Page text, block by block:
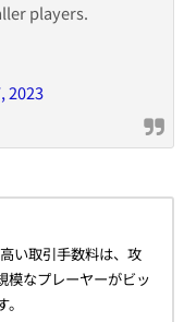
players.
2023
い取引手数料は、攻
模なプレーヤーがビッ